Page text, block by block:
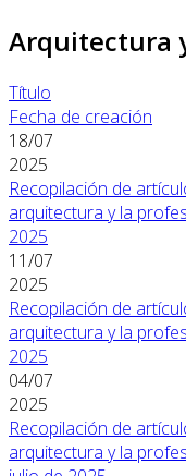
Arquitectura
Título
Fecha de creación
18/07
2025
Recopilación de
arquitectura y la
2025
11/07
2025
Recopilación de
arquitectura y la
2025
04/07
2025
Recopilación de
arquitectura y la